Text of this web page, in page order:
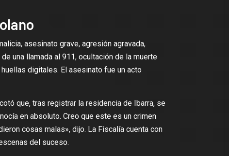
asesinato grave, agresión agravada,
una llamada al 911, ocultación de la muerte
digitales. El asesinato fue un acto
que, tras registrar la residencia de Ibarra, se
en absoluto. Creo que este es un crimen
cosas malas», dijo. La Fiscalía cuenta con
del suceso.